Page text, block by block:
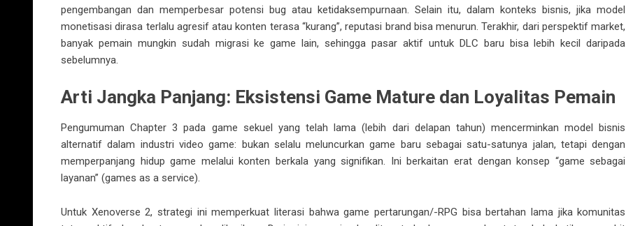
pengembangan dan memperbesar potensi bug atau ketidaksempurnaan. Selain itu, dalam konteks bisnis, jika model
monetisasi dirasa terlalu agresif atau konten terasa “kurang”, reputasi brand bisa menurun. Terakhir, dari perspektif market,
banyak pemain mungkin sudah migrasi ke game lain, sehingga pasar aktif untuk DLC baru bisa lebih kecil daripada
sebelumnya.
Arti Jangka Panjang: Eksistensi Game Mature dan Loyalitas Pemain
Pengumuman Chapter 3 pada game sekuel yang telah lama (lebih dari delapan tahun) mencerminkan model bisnis
alternatif dalam industri video game: bukan selalu meluncurkan game baru sebagai satu-satunya jalan, tetapi dengan
memperpanjang hidup game melalui konten berkala yang signifikan. Ini berkaitan erat dengan konsep “game sebagai
layanan” (games as a service).
Untuk Xenoverse 2, strategi ini memperkuat literasi bahwa game pertarungan/-RPG bisa bertahan lama jika komunitas